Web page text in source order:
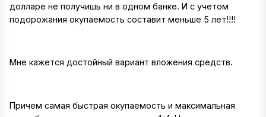
долларе не получишь ни в одном банке. И с учетом
подорожания окупаемость составит меньше 5 лет!!!!
Мне кажется достойный вариант вложения средств.
Причем самая быстрая окупаемость и максимальная